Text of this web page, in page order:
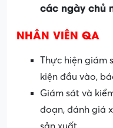
các ngày chủ
NHÂN VIÊN QA
Thực hiện giám
kiện đầu vào,
Giám sát và
đoạn, đánh giá